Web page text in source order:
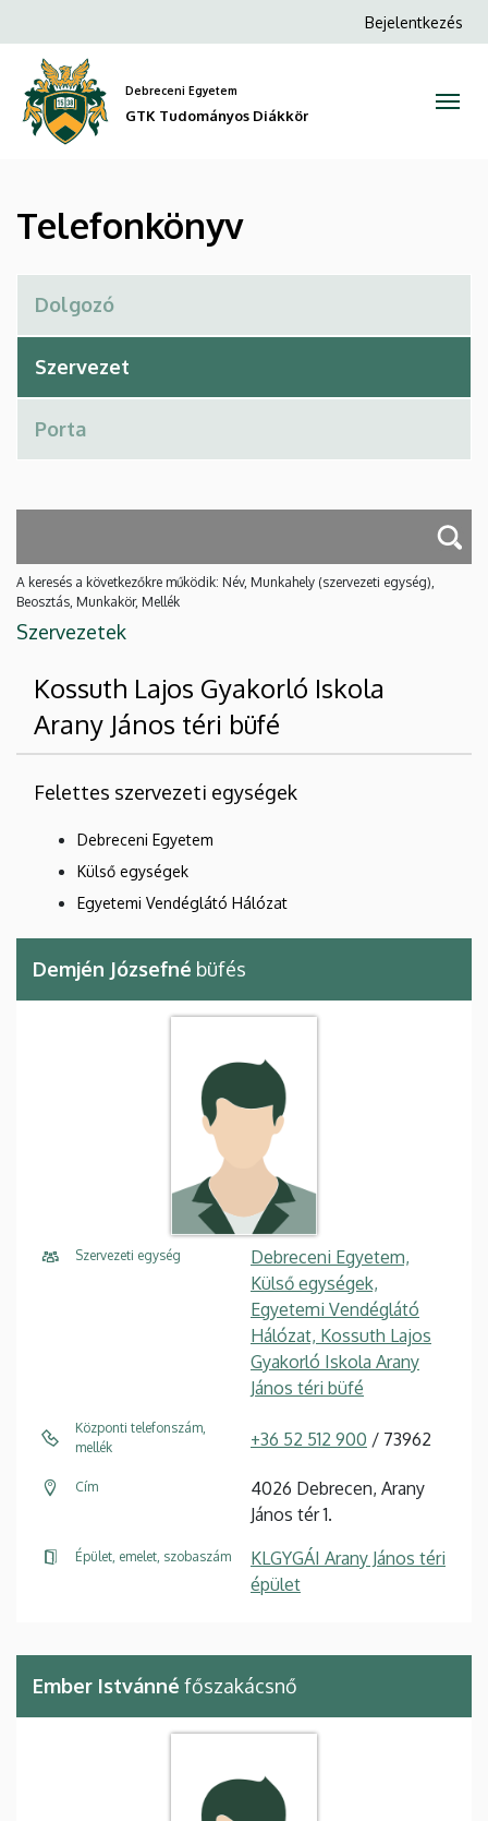
GTK
Tudományos
Diákkör
a
tartalomra
Anonim
Bejelentkezés
Debreceni Egyetem
GTK Tudományos Diákkör
Telefonkönyv
A keresés a következőkre működik: Név, Munkahely (szervezeti egység),
Beosztás, Munkakör, Mellék
Szervezetek
Kossuth Lajos Gyakorló Iskola
Arany János téri büfé
Felettes szervezeti egységek
Debreceni Egyetem
Külső egységek
Egyetemi Vendéglátó Hálózat
Demjén Józsefné büfés
Szervezeti egység
Debreceni Egyetem,
Külső egységek,
Egyetemi Vendéglátó
Hálózat, Kossuth Lajos
Gyakorló Iskola Arany
János téri büfé
Központi telefonszám,
mellék
+36 52 512 900 / 73962
Cím
4026 Debrecen, Arany
János tér 1.
Épület, emelet, szobaszám
KLGYGÁI Arany János téri
épület
Ember Istvánné főszakácsnő